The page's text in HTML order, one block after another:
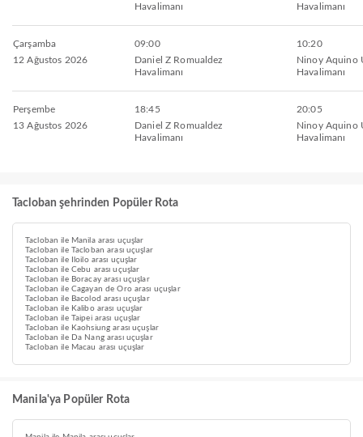
Havalimanı
Havalimanı
Çarşamba
12 Ağustos 2026
09:00
Daniel Z Romualdez
Havalimanı
10:20
Ninoy Aquino
Havalimanı
Perşembe
13 Ağustos 2026
18:45
Daniel Z Romualdez
Havalimanı
20:05
Ninoy Aquino
Havalimanı
Tacloban şehrinden Popüler Rota
Tacloban ile Manila arası uçuşlar
Tacloban ile Tacloban arası uçuşlar
Tacloban ile Iloilo arası uçuşlar
Tacloban ile Cebu arası uçuşlar
Tacloban ile Boracay arası uçuşlar
Tacloban ile Cagayan de Oro arası uçuşlar
Tacloban ile Bacolod arası uçuşlar
Tacloban ile Kalibo arası uçuşlar
Tacloban ile Taipei arası uçuşlar
Tacloban ile Kaohsiung arası uçuşlar
Tacloban ile Da Nang arası uçuşlar
Tacloban ile Macau arası uçuşlar
Manila'ya Popüler Rota